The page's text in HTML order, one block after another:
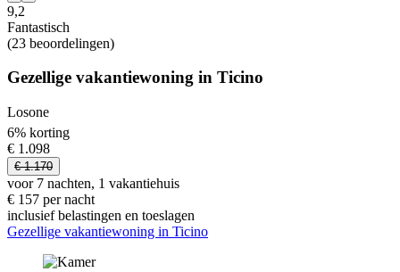
9,2
Fantastisch
(23 beoordelingen)
Gezellige vakantiewoning in Ticino
Losone
6% korting
€ 1.098
€ 1.170
voor 7 nachten, 1 vakantiehuis
€ 157 per nacht
inclusief belastingen en toeslagen
Gezellige vakantiewoning in Ticino